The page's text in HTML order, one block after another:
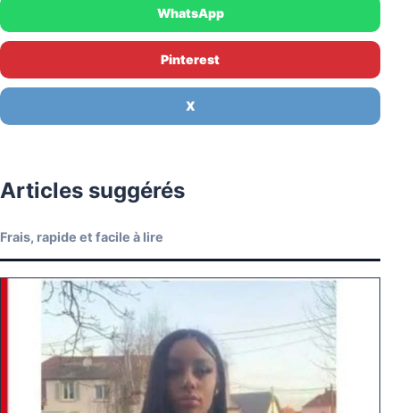
WhatsApp
Pinterest
X
Articles suggérés
Frais, rapide et facile à lire